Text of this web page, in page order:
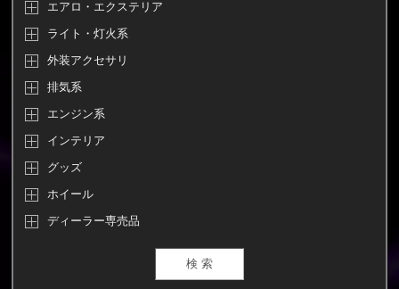
エアロ・エクステリア
ライト・灯火系
外装アクセサリ
排気系
エンジン系
インテリア
グッズ
ホイール
ディーラー専売品